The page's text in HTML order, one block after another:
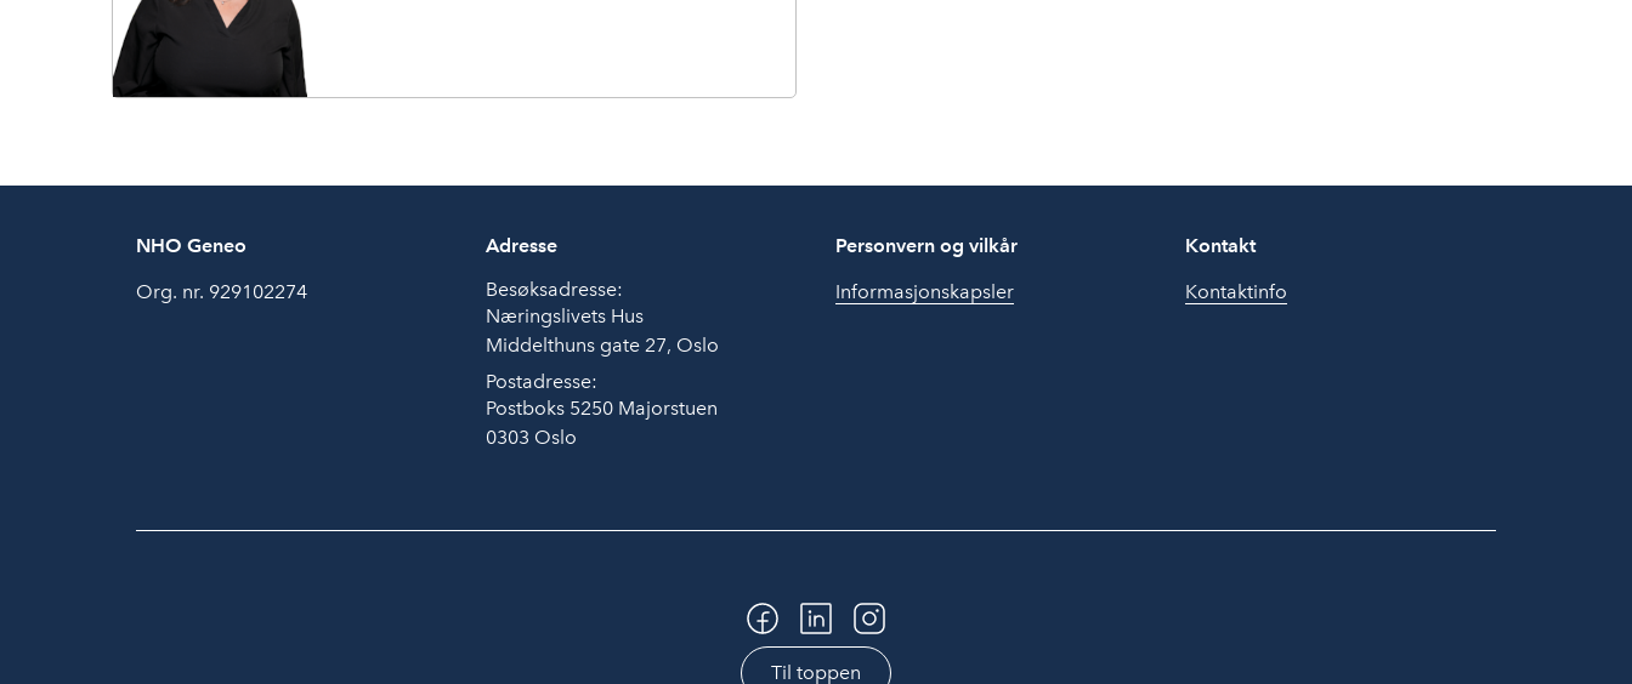
NHO Geneo
Org. nr. 929102274
Adresse
Besøksadresse:
Næringslivets Hus
Middelthuns gate 27, Oslo
Postadresse:
Postboks 5250 Majorstuen
0303 Oslo
Personvern og vilkår
Informasjonskapsler
Kontakt
Kontaktinfo
Til toppen